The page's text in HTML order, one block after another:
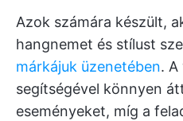
Azok számára készült,
hangnemet és stílust
márkájuk üzenetében. A
segítségével könnyen
eseményeket, míg a